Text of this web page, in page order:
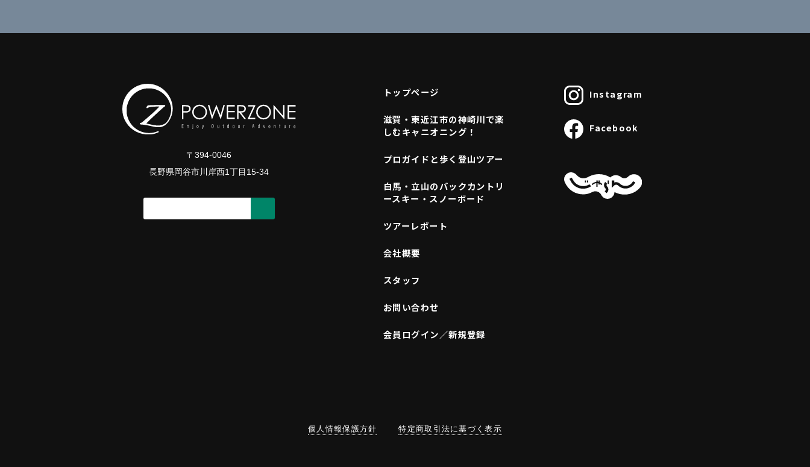
トップページ
滋賀・東近江市の神崎川で楽
しむキャニオニング！
プロガイドと歩く登山ツアー
白馬・立山のバックカントリ
ースキー・スノーボード
ツアーレポート
会社概要
スタッフ
お問い合わせ
会員ログイン／新規登録
〒394-0046
長野県岡谷市川岸西1丁目15-34
Instagram
Facebook
個人情報保護方針 特定商取引法に基づく表示